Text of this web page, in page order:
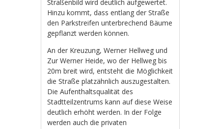
Straßenbild wird deutlich aufgewertet.
Hinzu kommt, dass entlang der Straße
den Parkstreifen unterbrechend Bäume
gepflanzt werden können.
An der Kreuzung, Werner Hellweg und
Zur Werner Heide, wo der Hellweg bis
20m breit wird, entsteht die Möglichkeit
die Straße platzähnlich auszugestalten.
Die Aufenthaltsqualität des
Stadtteilzentrums kann auf diese Weise
deutlich erhöht werden. In der Folge
werden auch die privaten